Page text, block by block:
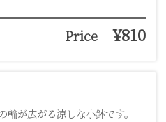
Price ¥810
が広がる涼しな小鉢です。